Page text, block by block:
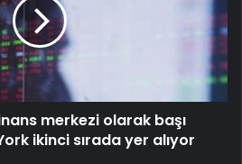
merkezi olarak başı
ikinci sırada yer alıyor